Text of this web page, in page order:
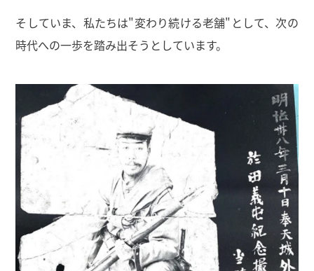
そしていま、私たちは"変わり続ける老舗"として、次の
時代への一歩を踏み出そうとしています。